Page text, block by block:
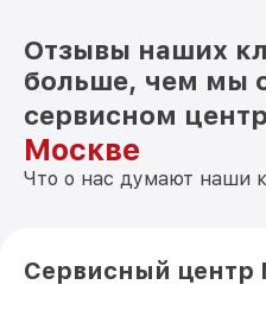
Отзывы наших
больше, чем мы
сервисном
Москве
Что о нас думают наши
Сервисный центр